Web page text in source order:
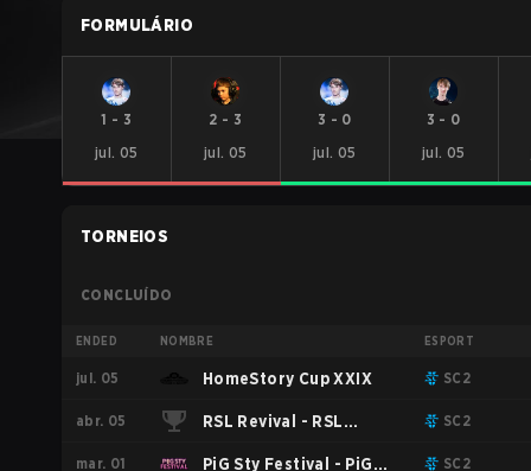
FORMULÁRIO
1 - 3
jul. 05
2 - 3
jul. 05
3 - 0
jul. 05
3 - 0
jul. 05
TORNEIOS
CONCLUÍDO
ENDED NOMBRE ESPORT
jul. 05 HomeStory Cup XXIX SC2
abr. 05 RSL Revival - RSL
Revival Season 4 2026
SC2
mar. 01 PiG Sty Festival - PiG SC2